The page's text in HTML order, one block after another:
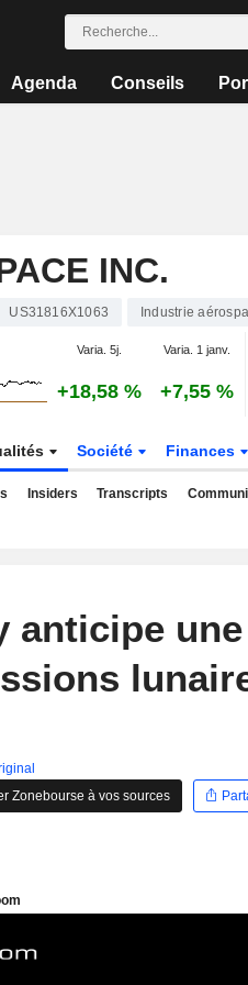
Agenda Conseils
INC.
US31816X1063 Industrie
Varia. 5j. Varia. 1 janv.
+18,58 % +7,55 %
Société Finances
Insiders Transcripts
anticipe une
Zonebourse à vos sources